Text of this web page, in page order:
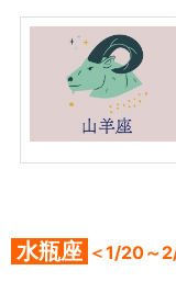
水瓶座 ＜1/20～